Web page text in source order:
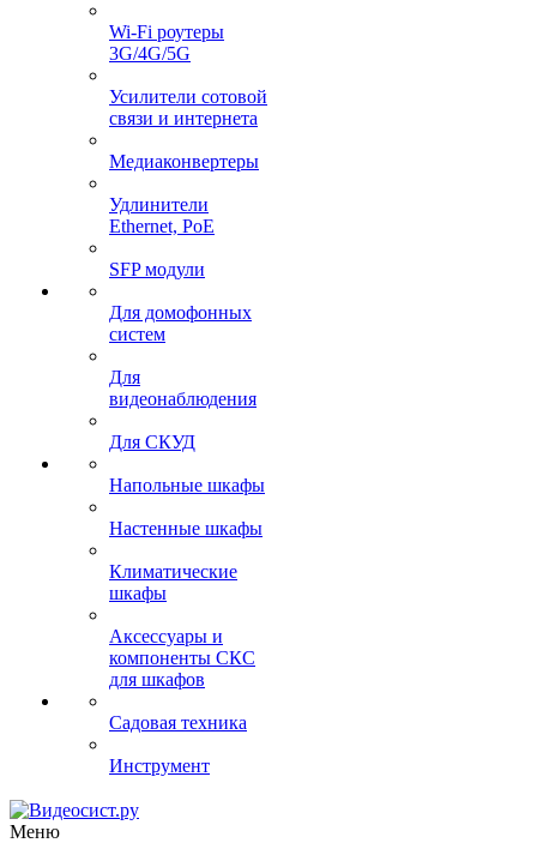
Wi-Fi роутеры
3G/4G/5G
Усилители сотовой
связи и интернета
Медиаконвертеры
Удлинители
Ethernet, PoE
SFP модули
Для домофонных
систем
Для
видеонаблюдения
Для СКУД
Напольные шкафы
Настенные шкафы
Климатические
шкафы
Аксессуары и
компоненты СКС
для шкафов
Садовая техника
Инструмент
Меню